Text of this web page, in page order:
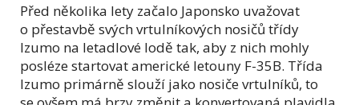
Před několika lety začalo Japonsko uvažovat
o přestavbě svých vrtulníkových nosičů třídy
Izumo na letadlové lodě tak, aby z nich mohly
posléze startovat americké letouny F-35B. Třída
Izumo primárně slouží jako nosiče vrtulníků, to